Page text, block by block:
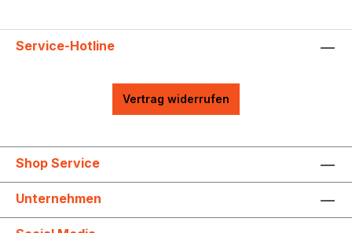
Service-Hotline
Vertrag widerrufen
Shop Service
Unternehmen